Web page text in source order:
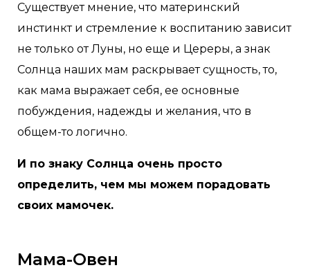
Существует мнение, что материнский
инстинкт и стремление к воспитанию зависит
не только от Луны, но еще и Цереры, а знак
Солнца наших мам раскрывает сущность, то,
как мама выражает себя, ее основные
побуждения, надежды и желания, что в
общем-то логично.
И по знаку Солнца очень просто
определить, чем мы можем порадовать
своих мамочек.
Мама-Овен